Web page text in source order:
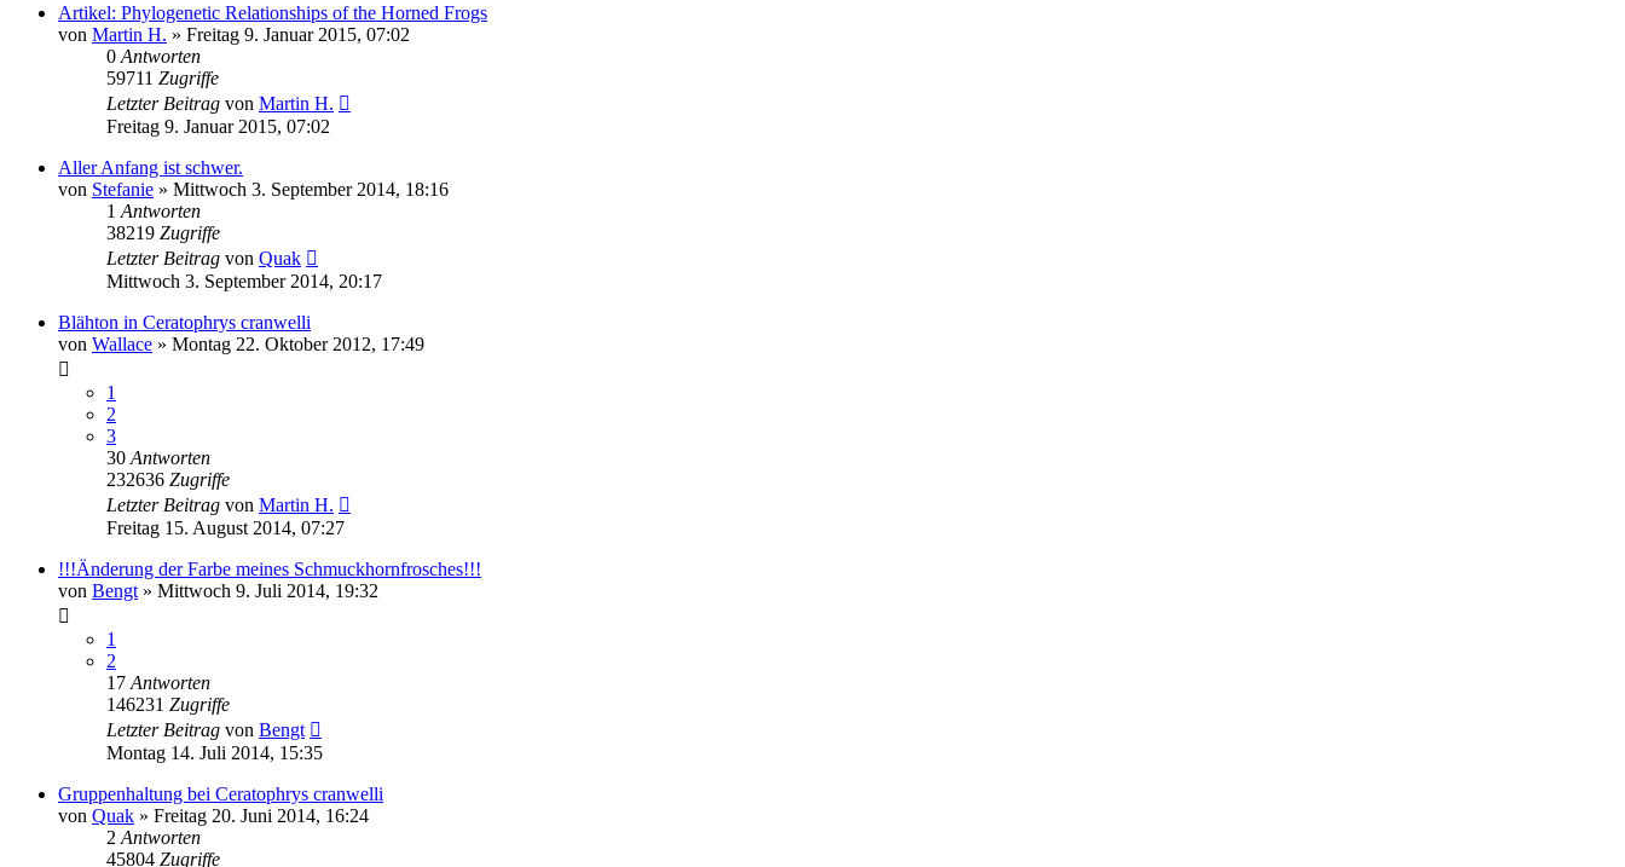
Artikel: Phylogenetic Relationships of the Horned Frogs
von Martin H. » Freitag 9. Januar 2015, 07:02
0 Antworten
59711 Zugriffe
Letzter Beitrag von Martin H.
Freitag 9. Januar 2015, 07:02
Aller Anfang ist schwer.
von Stefanie » Mittwoch 3. September 2014, 18:16
1 Antworten
38219 Zugriffe
Letzter Beitrag von Quak
Mittwoch 3. September 2014, 20:17
Blähton in Ceratophrys cranwelli
von Wallace » Montag 22. Oktober 2012, 17:49
1
2
3
30 Antworten
232636 Zugriffe
Letzter Beitrag von Martin H.
Freitag 15. August 2014, 07:27
!!!Änderung der Farbe meines Schmuckhornfrosches!!!
von Bengt » Mittwoch 9. Juli 2014, 19:32
1
2
17 Antworten
146231 Zugriffe
Letzter Beitrag von Bengt
Montag 14. Juli 2014, 15:35
Gruppenhaltung bei Ceratophrys cranwelli
von Quak » Freitag 20. Juni 2014, 16:24
2 Antworten
45804 Zugriffe